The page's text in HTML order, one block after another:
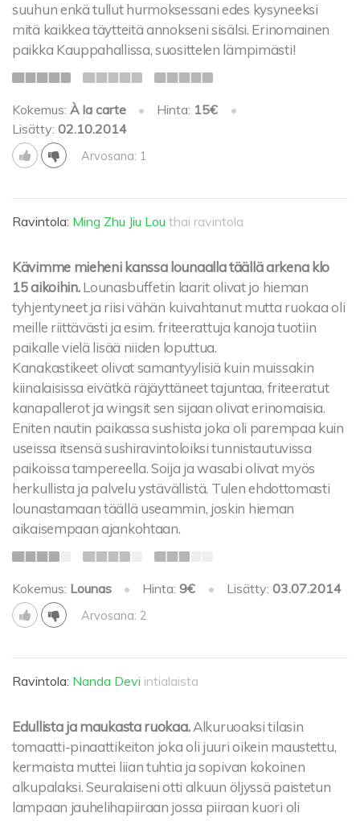
suuhun enkä tullut hurmoksessani edes kysyneeksi
mitä kaikkea täytteitä annokseni sisälsi. Erinomainen
paikka Kauppahallissa, suosittelen lämpimästi!
Kokemus: À la carte • Hinta: 15€
•
Lisätty: 02.10.2014
Arvosana: 1
Ravintola: Ming Zhu Jiu Lou thai ravintola
Kävimme mieheni kanssa lounaalla täällä arkena klo
15 aikoihin. Lounasbuffetin laarit olivat jo hieman
tyhjentyneet ja riisi vähän kuivahtanut mutta ruokaa oli
meille riittävästi ja esim. friteerattuja kanoja tuotiin
paikalle vielä lisää niiden loputtua.
Kanakastikeet olivat samantyylisiä kuin muissakin
kiinalaisissa eivätkä räjäyttäneet tajuntaa, friteeratut
kanapallerot ja wingsit sen sijaan olivat erinomaisia.
Eniten nautin paikassa sushista joka oli parempaa kuin
useissa itsensä sushiravintoloiksi tunnistautuvissa
paikoissa tampereella. Soija ja wasabi olivat myös
herkullista ja palvelu ystävällistä. Tulen ehdottomasti
lounastamaan täällä useammin, joskin hieman
aikaisempaan ajankohtaan.
Kokemus: Lounas • Hinta:9€ • Lisätty: 03.07.2014
Arvosana: 2
Ravintola: Nanda Devi intialaista
Edullista ja maukasta ruokaa. Alkuruoaksi tilasin
tomaatti-pinaattikeiton joka oli juuri oikein maustettu,
kermaista muttei liian tuhtia ja sopivan kokoinen
alkupalaksi. Seuralaiseni otti alkuun öljyssä paistetun
lampaan jauhelihapiiraan jossa piiraan kuori oli